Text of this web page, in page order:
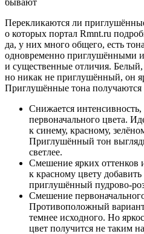
Перекликаются ли
о которых портал Rmnt.ru
да, у них много общего, есть
одновременно приглушёнными
и существенные отличия.
но никак не приглушённый, он
Приглушённые тона
Снижается
первоначального цвета.
к синему, красному,
Приглушённый тон
светлее.
Смешение ярких оттенков
к красному цвету
приглушённый пудрово-
Смешение
Противоположный
темнее исходного. Но
цвет получится не таким